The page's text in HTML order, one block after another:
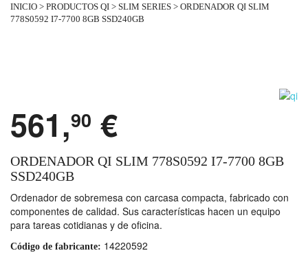
INICIO > PRODUCTOS QI > SLIM SERIES > ORDENADOR QI SLIM
778S0592 I7-7700 8GB SSD240GB
561,90 €
ORDENADOR QI SLIM 778S0592 I7-7700 8GB
SSD240GB
Ordenador de sobremesa con carcasa compacta, fabricado con
componentes de calidad. Sus características hacen un equipo
para tareas cotidianas y de oficina.
Código de fabricante: 14220592